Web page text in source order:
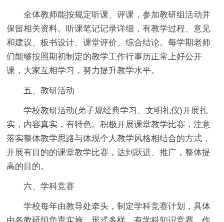
全体教师能按规定听课、评课，参加教研组活动并
保留相关资料。听课笔记记录详细，有教学过程、意见
和建议、板书设计、课堂评价、综合结论。每学期老师
们能够按照期初制定的教学工作行事历正常上好公开
课，大家互相学习，努力提升教学水平。
五、教研活动
学校教研活动(弟子规经典学习、文明礼仪)开展扎
实，内容真实，有特色。积极开展课堂教学比赛，注意
落实整体教学思路与体现个人教学风格相结合的方式，
开展有目的的课堂教学比赛，达到跃进、推广，整体提
高的目的。
六、学科竞赛
学校每年由教导处牵头，制定学科竞赛计划，具体